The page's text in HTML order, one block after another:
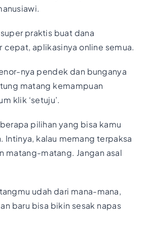
praktis buat dana
cepat, aplikasinya online semua.
nya pendek dan bunganya
matang kemampuan
klik ‘setuju’.
pilihan yang bisa kamu
Intinya, kalau memang terpaksa
matang-matang. Jangan asal
udah dari mana-mana,
baru bisa bikin sesak napas